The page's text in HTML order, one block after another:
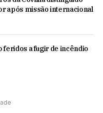
após missão internacional
feridos a fugir de incêndio